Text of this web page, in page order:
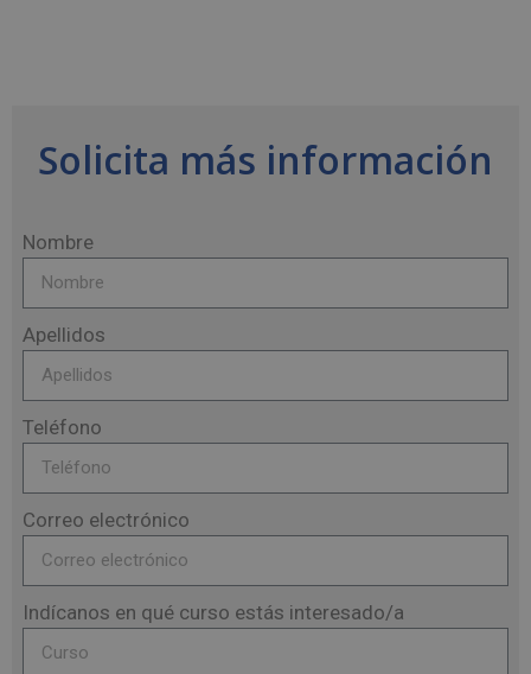
Solicita más información
Nombre
Apellidos
Teléfono
Correo electrónico
Indícanos en qué curso estás interesado/a